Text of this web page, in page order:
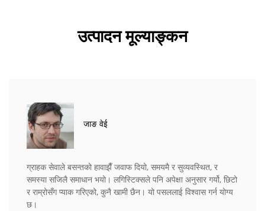
उत्पादन मूल्याङ्कन
जाङ वेई
ग्राहक सेवाले बसन्तको हावाझैँ जवाफ दियो, समयमै र सुव्यवस्थित, र
समस्या सजिलै समाधान भयो। लगिस्टिक्सले पनि अपेक्षा अनुसार गर्यो, छिटो
र राम्रोसँग प्याक गरिएको, कुनै खामी छैन। यो पसललाई विश्वास गर्न योग्य
छ।